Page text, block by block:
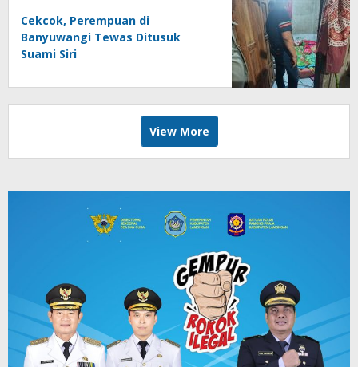
Cekcok, Perempuan di
Banyuwangi Tewas Ditusuk
Suami Siri
View More